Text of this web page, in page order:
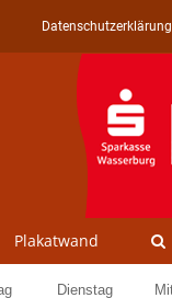
Datenschutzerklärung
Plakatwand